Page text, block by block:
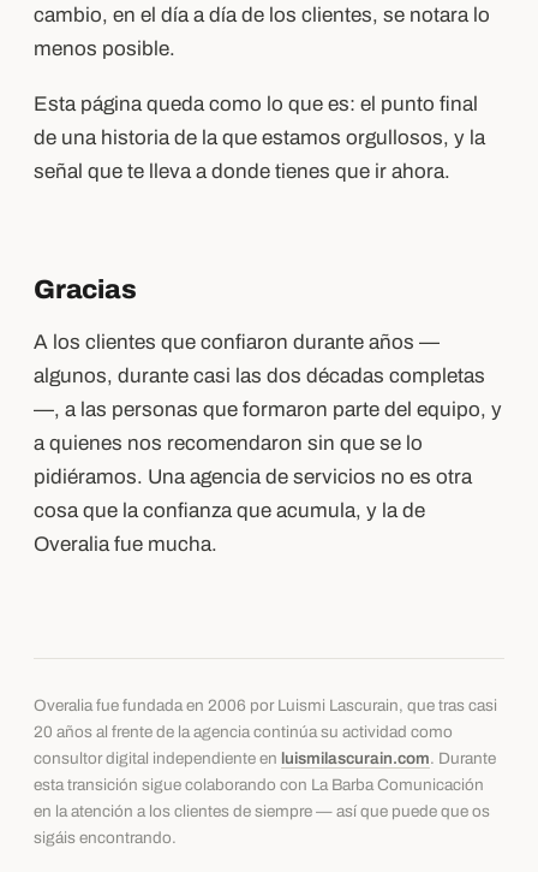
cambio, en el día a día de los clientes, se notara lo
menos posible.
Esta página queda como lo que es: el punto final
de una historia de la que estamos orgullosos, y la
señal que te lleva a donde tienes que ir ahora.
Gracias
A los clientes que confiaron durante años —
algunos, durante casi las dos décadas completas
—, a las personas que formaron parte del equipo, y
a quienes nos recomendaron sin que se lo
pidiéramos. Una agencia de servicios no es otra
cosa que la confianza que acumula, y la de
Overalia fue mucha.
Overalia fue fundada en 2006 por Luismi Lascurain, que tras casi
20 años al frente de la agencia continúa su actividad como
consultor digital independiente en luismilascurain.com. Durante
esta transición sigue colaborando con La Barba Comunicación
en la atención a los clientes de siempre — así que puede que os
sigáis encontrando.